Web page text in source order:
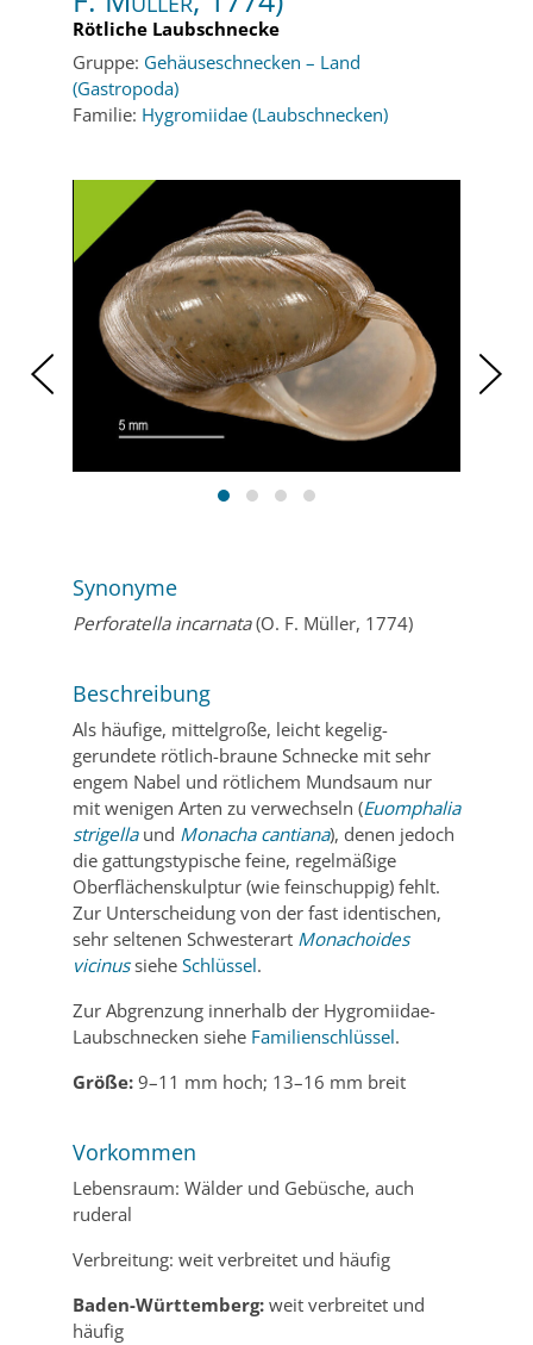
Rötliche Laubschnecke
Gruppe: Gehäuseschnecken – Land
(Gastropoda)
Familie: Hygromiidae (Laubschnecken)
‹
Synonyme
Perforatella incarnata(O. F. Müller, 1774)
Beschreibung
Als häufige, mittelgroße, leicht kegelig-
gerundete rötlich-braune Schnecke mit sehr
engem Nabel und rötlichem Mundsaum nur
mit wenigen Arten zu verwechseln (Euomphalia
strigellaund Monacha cantiana), denen jedoch
die gattungstypische feine, regelmäßige
Oberflächenskulptur (wie feinschuppig) fehlt.
Zur Unterscheidung von der fast identischen,
sehr seltenen Schwesterart Monachoides
vicinussiehe Schlüssel.
Zur Abgrenzung innerhalb der Hygromiidae-
Laubschnecken siehe Familienschlüssel.
Größe:9–11 mm hoch; 13–16 mm breit
Vorkommen
Lebensraum: Wälder und Gebüsche, auch
ruderal
Verbreitung: weit verbreitet und häufig
Baden-Württemberg:weit verbreitet und
häufig